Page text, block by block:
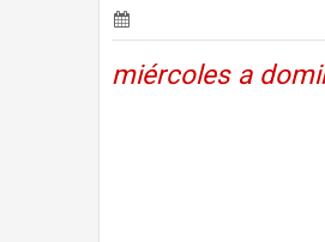
miércoles a